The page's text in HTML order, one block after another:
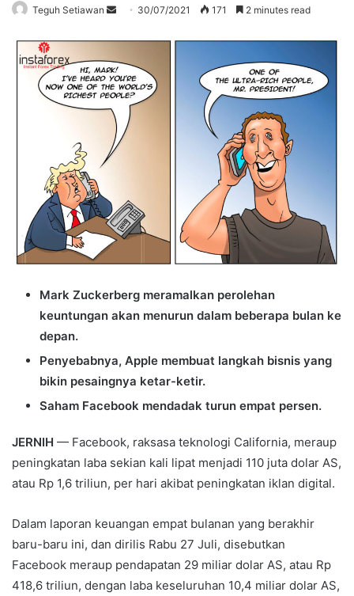
Teguh Setiawan
Send 30/07/2021 171 2 minutes read
Mark Zuckerberg meramalkan perolehan
keuntungan akan menurun dalam beberapa bulan ke
depan.
Penyebabnya, Apple membuat langkah bisnis yang
bikin pesaingnya ketar-ketir.
Saham Facebook mendadak turun empat persen.
JERNIH — Facebook, raksasa teknologi California, meraup
peningkatan laba sekian kali lipat menjadi 110 juta dolar AS,
atau Rp 1,6 triliun, per hari akibat peningkatan iklan digital.
Dalam laporan keuangan empat bulanan yang berakhir
baru-baru ini, dan dirilis Rabu 27 Juli, disebutkan
Facebook meraup pendapatan 29 miliar dolar AS, atau Rp
418,6 triliun, dengan laba keseluruhan 10,4 miliar dolar AS,